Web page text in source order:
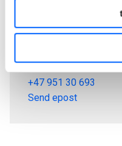
Manager, Media
+47 951 30 693
Send epost